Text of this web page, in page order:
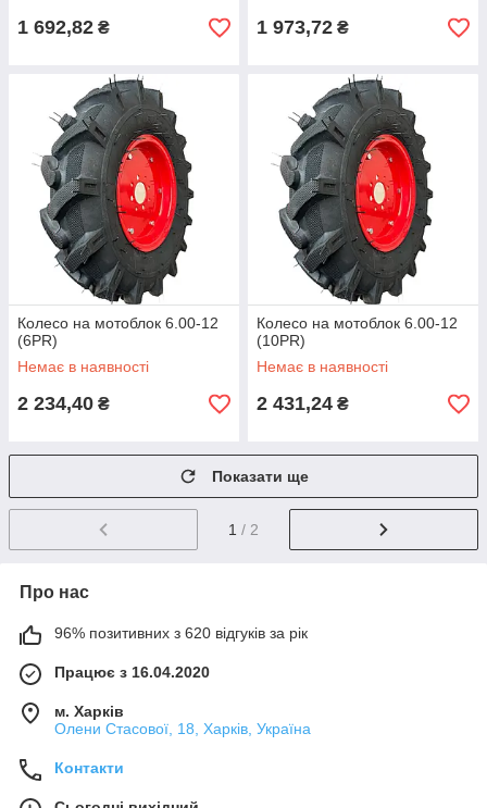
1 692,82 ₴ 1 973,72 ₴
Колесо на мотоблок 6.00-12
(6PR)
Немає в наявності
2 234,40 ₴
Колесо на мотоблок 6.00-12
(10PR)
Немає в наявності
2 431,24 ₴
Показати ще
1 / 2
Про нас
96% позитивних з 620 відгуків за рік
Працює з 16.04.2020
м. Харків
Олени Стасової, 18, Харків, Україна
Контакти